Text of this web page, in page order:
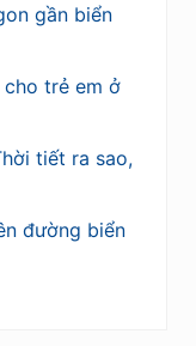
gần biển
trẻ em ở
tiết ra sao,
đường biển